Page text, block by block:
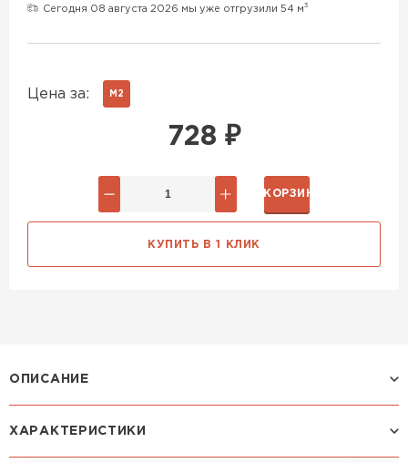
Сегодня 08 августа 2026 мы уже отгрузили 54 м3
Цена за: М2
728 ₽
В КОРЗИНУ
КУПИТЬ В 1 КЛИК
ОПИСАНИЕ
Профиль ЛАМОНТЕРРА:
ХАРАКТЕРИСТИКИ